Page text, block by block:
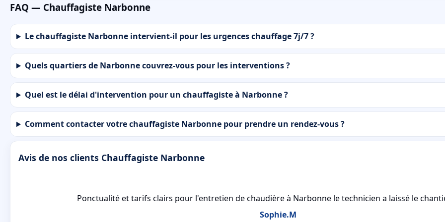
FAQ — Chauffagiste Narbonne
Le chauffagiste Narbonne intervient-il pour les urgences chauffage 7j/7 ?
Quels quartiers de Narbonne couvrez-vous pour les interventions ?
Quel est le délai d'intervention pour un chauffagiste à Narbonne ?
Comment contacter votre chauffagiste Narbonne pour prendre un rendez-vous ?
Avis de nos clients Chauffagiste Narbonne
Ponctualité et tarifs clairs pour l'entretien de chaudière à Narbonne le technicien a laissé le
Sophie.M